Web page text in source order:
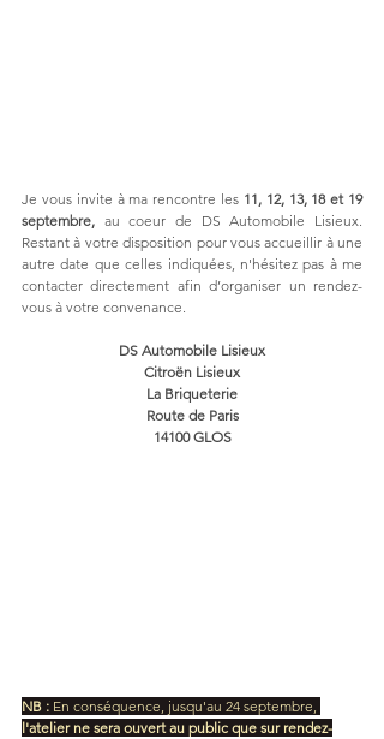
Je vous invite à ma rencontre les 11, 12, 13, 18 et 19
septembre, au coeur de DS Automobile Lisieux.
Restant à votre disposition pour vous accueillir à une
autre date que celles indiquées, n'hésitez pas à me
contacter directement afin d’organiser un rendez-
vous à votre convenance.
DS Automobile Lisieux
Citroën Lisieux
La Briqueterie
Route de Paris
14100 GLOS
NB : En conséquence, jusqu'au 24 septembre,
l'atelier ne sera ouvert au public que sur rendez-